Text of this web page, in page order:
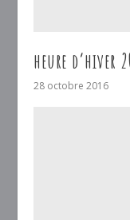
heure d’hiver
28 octobre 2016